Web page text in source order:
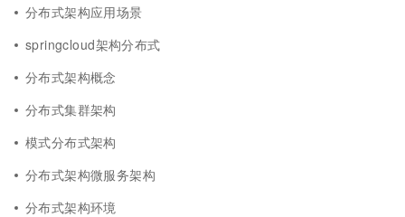
分布式架构应用场景
springcloud架构分布式
分布式架构概念
分布式集群架构
模式分布式架构
分布式架构微服务架构
分布式架构环境